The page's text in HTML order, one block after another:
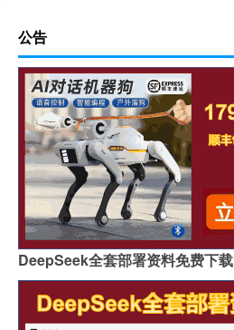
公告
DeepSeek全套部署资料免费下载